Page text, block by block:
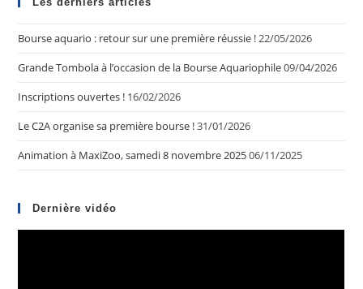
Bourse aquario : retour sur une première réussie !22/05/2026
Grande Tombola à l’occasion de la Bourse Aquariophile09/04/2026
Inscriptions ouvertes ! 16/02/2026
Le C2A organise sa première bourse !31/01/2026
Animation à MaxiZoo, samedi 8 novembre 202506/11/2025
Dernière vidéo